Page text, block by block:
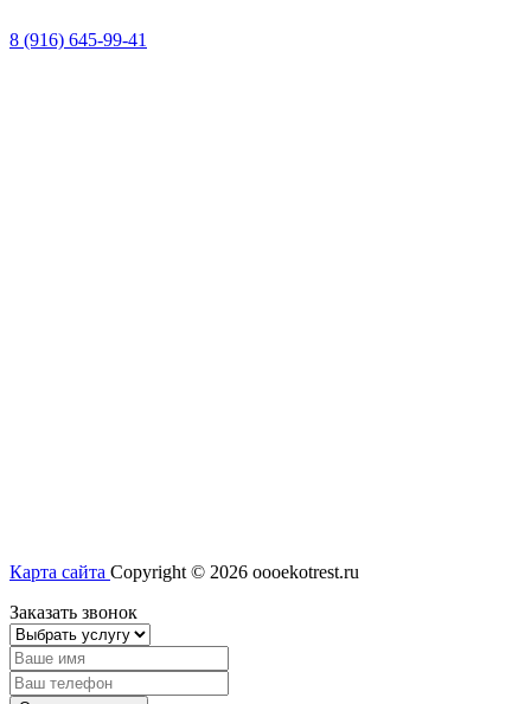
8 (916) 645-99-41
Карта сайта Copyright © 2026 oooekotrest.ru
Заказать звонок